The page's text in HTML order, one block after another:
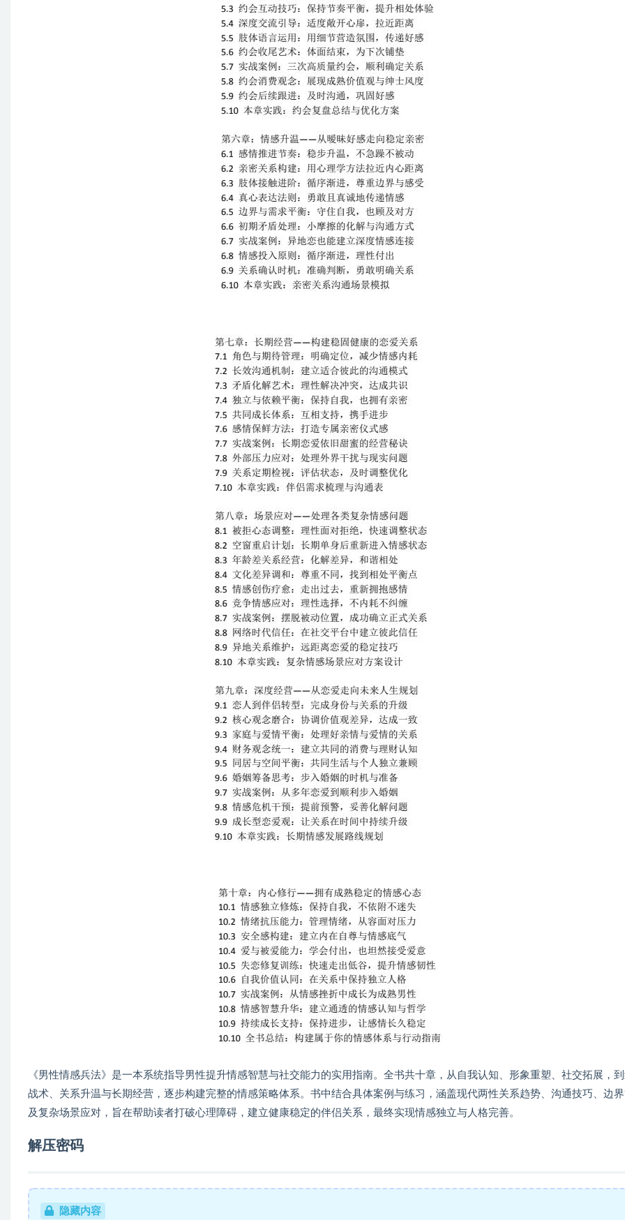
《男性情感兵法》是一本系统指导男性提升情感智慧与社交能力的实用指南。全书共十章，从自我认知、形象重塑、社交拓展，
战术、关系升温与长期经营，逐步构建完整的情感策略体系。书中结合具体案例与练习，涵盖现代两性关系趋势、沟通技巧、边
及复杂场景应对，旨在帮助读者打破心理障碍，建立健康稳定的伴侣关系，最终实现情感独立与人格完善。
解压密码
隐藏内容